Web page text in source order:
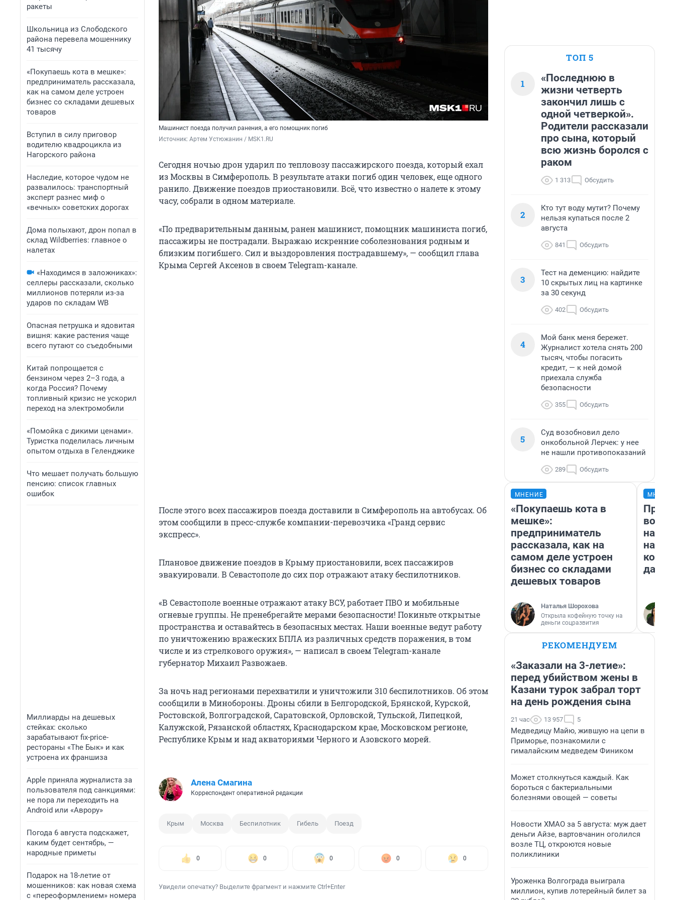
ракеты
Школьница из Слободского
района перевела мошеннику
41 тысячу
«Покупаешь кота в мешке»:
предприниматель рассказала,
как на самом деле устроен
бизнес со складами дешевых
товаров
Вступил в силу приговор
водителю квадроцикла из
Нагорского района
Наследие, которое чудом не
развалилось: транспортный
эксперт разнес миф о
«вечных» советских дорогах
Дома полыхают, дрон попал в
склад Wildberries: главное о
налетах
«Находимся в заложниках»:
селлеры рассказали, сколько
миллионов потеряли из-за
ударов по складам WB
Опасная петрушка и ядовитая
вишня: какие растения чаще
всего путают со съедобными
Китай попрощается с
бензином через 2–3 года, а
когда Россия? Почему
топливный кризис не ускорил
переход на электромобили
«Помойка с дикими ценами».
Туристка поделилась личным
опытом отдыха в Геленджике
Что мешает получать большую
пенсию: список главных
ошибок
Миллиарды на дешевых
стейках: сколько
зарабатывают fix-price-
рестораны «The Бык» и как
устроена их франшиза
Apple приняла журналиста за
пользователя под санкциями:
не пора ли переходить на
Android или «Аврору»
Погода 6 августа подскажет,
каким будет сентябрь, —
народные приметы
Подарок на 18-летие от
мошенников: как новая схема
с «переоформлением» номера
Машинист поезда получил ранения, а его помощник погиб
Источник: Артем Устюжанин / MSK1.RU
Сегодня ночью дрон ударил по тепловозу пассажирского поезда, который ехал
из Москвы в Симферополь. В результате атаки погиб один человек, еще одного
ранило. Движение поездов приостановили. Всё, что известно о налете к этому
часу, собрали в одном материале.
«По предварительным данным, ранен машинист, помощник машиниста погиб,
пассажиры не пострадали. Выражаю искренние соболезнования родным и
близким погибшего. Сил и выздоровления пострадавшему», — сообщил глава
Крыма Сергей Аксенов в своем Telegram-канале.
После этого всех пассажиров поезда доставили в Симферополь на автобусах. Об
этом сообщили в пресс-службе компании-перевозчика «Гранд сервис
экспресс».
Плановое движение поездов в Крыму приостановили, всех пассажиров
эвакуировали. В Севастополе до сих пор отражают атаку беспилотников.
«В Севастополе военные отражают атаку ВСУ, работает ПВО и мобильные
огневые группы. Не пренебрегайте мерами безопасности! Покиньте открытые
пространства и оставайтесь в безопасных местах. Наши военные ведут работу
по уничтожению вражеских БПЛА из различных средств поражения, в том
числе и из стрелкового оружия», — написал в своем Telegram-канале
губернатор Михаил Развожаев.
За ночь над регионами перехватили и уничтожили 310 беспилотников. Об этом
сообщили в Минобороны. Дроны сбили в Белгородской, Брянской, Курской,
Ростовской, Волгоградской, Саратовской, Орловской, Тульской, Липецкой,
Калужской, Рязанской областях, Краснодарском крае, Московском регионе,
Республике Крым и над акваториями Черного и Азовского морей.
Алена Смагина
Корреспондент оперативной редакции
Крым Москва Беспилотник Гибель Поезд
0 0 0 0 0
Увидели опечатку? Выделите фрагмент и нажмите Ctrl+Enter
ТОП 5
1
«Последнюю в
жизни четверть
закончил лишь с
одной четверкой».
Родители рассказали
про сына, который
всю жизнь боролся с
раком
1 313 Обсудить
2
Кто тут воду мутит? Почему
нельзя купаться после 2
августа
841 Обсудить
3
Тест на деменцию: найдите
10 скрытых лиц на картинке
за 30 секунд
402 Обсудить
4
Мой банк меня бережет.
Журналист хотела снять 200
тысяч, чтобы погасить
кредит, — к ней домой
приехала служба
безопасности
355 Обсудить
5
Суд возобновил дело
онкобольной Лерчек: у нее
не нашли противопоказаний
289 Обсудить
МНЕНИЕ
«Покупаешь кота в
мешке»:
предприниматель
рассказала, как на
самом деле устроен
бизнес со складами
дешевых товаров
Наталья Шорохова
Открыла кофейную точку на
деньги соцразвития
нам
даже
РЕКОМЕНДУЕМ
«Заказали на 3-летие»:
перед убийством жены в
Казани турок забрал торт
на день рождения сына
21 час 13 957 5
Медведицу Майю, жившую на цепи в
Приморье, познакомили с
гималайским медведем Фиником
Может столкнуться каждый. Как
бороться с бактериальными
болезнями овощей — советы
Новости ХМАО за 5 августа: муж дает
деньги Айзе, вартовчанин оголился
возле ТЦ, откроются новые
поликлиники
Уроженка Волгограда выиграла
миллион, купив лотерейный билет за